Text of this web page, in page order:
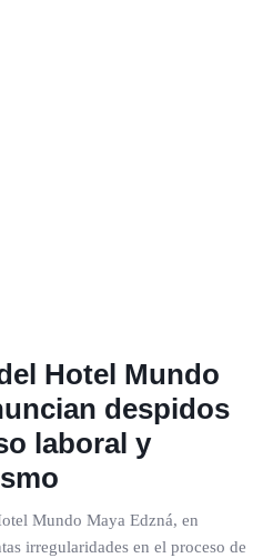
Hotel Mundo
despidos
laboral y
Mundo Maya Edzná, en
irregularidades en el proceso de